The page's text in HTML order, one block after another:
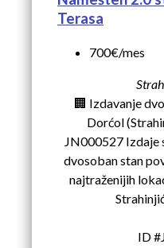
Terasa
700€/mes
🏢 Izdavanje
Dorćol
JN000527 Izdaje
dvosoban stan
najtraženijih
ID